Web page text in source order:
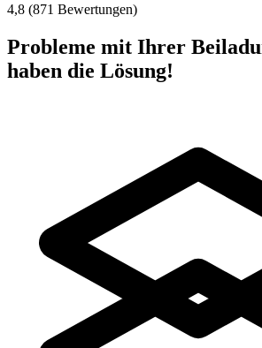
4,8 (871 Bewertungen)
Probleme mit Ihrer
haben die Lösung!